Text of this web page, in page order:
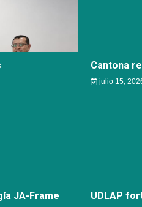
Cantona
julio 15,
JA-Frame UDLAP